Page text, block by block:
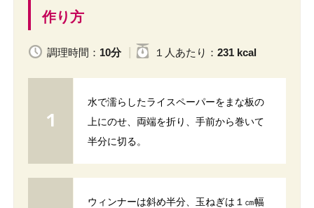
作り方
調理時間： 10分 １人 あたり ： 231 kcal
水で濡らしたライスペーパーをまな板の
上にのせ、両端を折り、手前から巻いて
半分に切る。
ウィンナーは斜め半分、玉ねぎは１㎝幅